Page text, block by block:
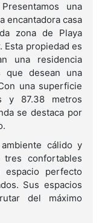
una
encantadora casa
zona de Playa
Esta propiedad es
una residencia
que desean una
una superficie
y 87.38 metros
se destaca por
cálido y
tres confortables
espacio perfecto
Sus espacios
del máximo